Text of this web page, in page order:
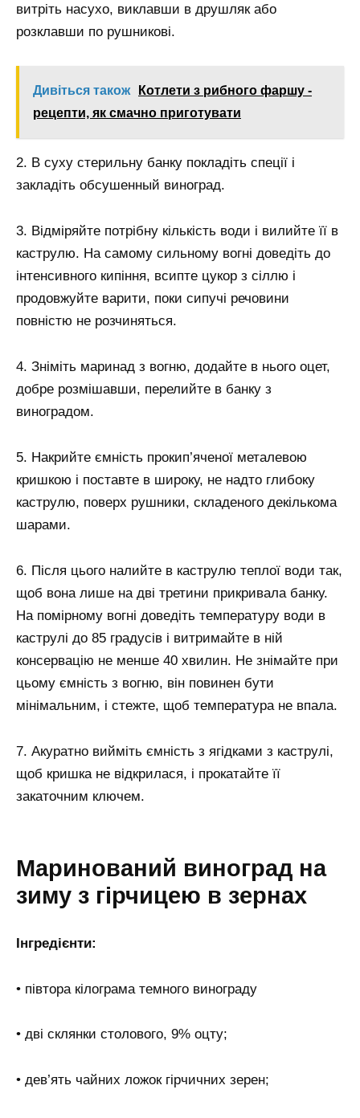
витріть насухо, виклавши в друшляк або
розклавши по рушникові.
Дивіться також
Котлети з рибного фаршу -
рецепти, як смачно приготувати
2. В суху стерильну банку покладіть спеції і
закладіть обсушенный виноград.
3. Відміряйте потрібну кількість води і вилийте її в
каструлю. На самому сильному вогні доведіть до
інтенсивного кипіння, всипте цукор з сіллю і
продовжуйте варити, поки сипучі речовини
повністю не розчиняться.
4. Зніміть маринад з вогню, додайте в нього оцет,
добре розмішавши, перелийте в банку з
виноградом.
5. Накрийте ємність прокип’яченої металевою
кришкою і поставте в широку, не надто глибоку
каструлю, поверх рушники, складеного декількома
шарами.
6. Після цього налийте в каструлю теплої води так,
щоб вона лише на дві третини прикривала банку.
На помірному вогні доведіть температуру води в
каструлі до 85 градусів і витримайте в ній
консервацію не менше 40 хвилин. Не знімайте при
цьому ємність з вогню, він повинен бути
мінімальним, і стежте, щоб температура не впала.
7. Акуратно вийміть ємність з ягідками з каструлі,
щоб кришка не відкрилася, і прокатайте її
закаточним ключем.
Маринований виноград на
зиму з гірчицею в зернах
Інгредієнти:
• півтора кілограма темного винограду
• дві склянки столового, 9% оцту;
• дев’ять чайних ложок гірчичних зерен;